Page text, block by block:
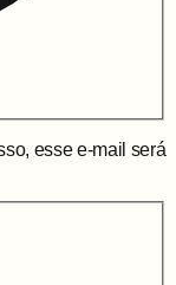
esse e-mail será